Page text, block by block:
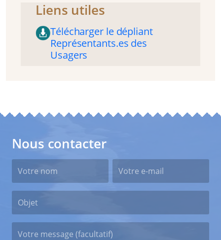
Liens utiles
Télécharger le dépliant
Représentants.es des
Usagers
Nous contacter